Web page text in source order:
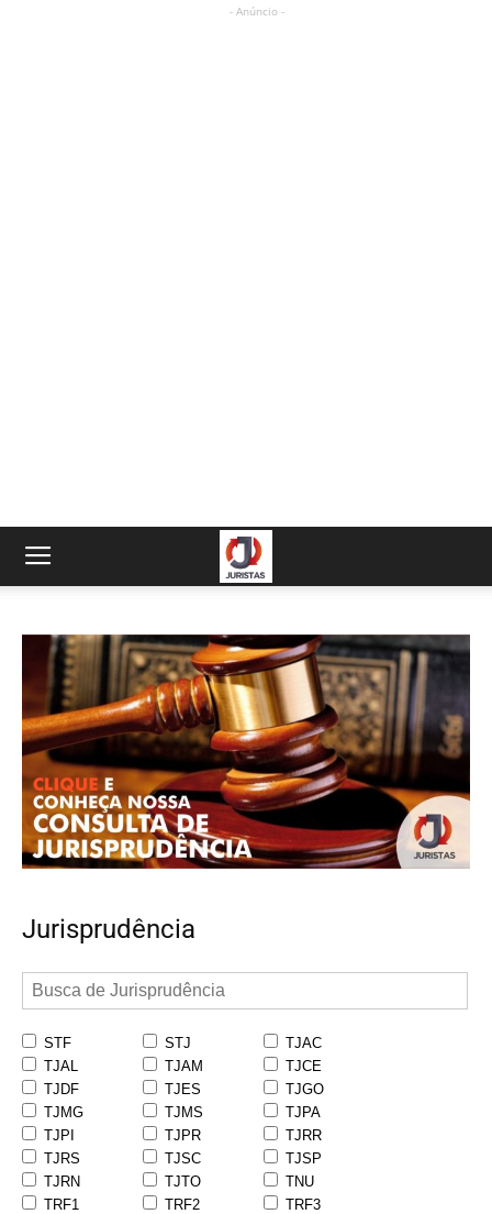
- Anúncio -
Jurisprudência
STF STJ
TJAC
TJAL
TJAM
TJCE
TJDF
TJES
TJGO
TJMG
TJMS
TJPA
TJPI
TJPR
TJRR
TJRS
TJSC
TJSP
TJRN
TJTO
TNU
TRF1
TRF2
TRF3